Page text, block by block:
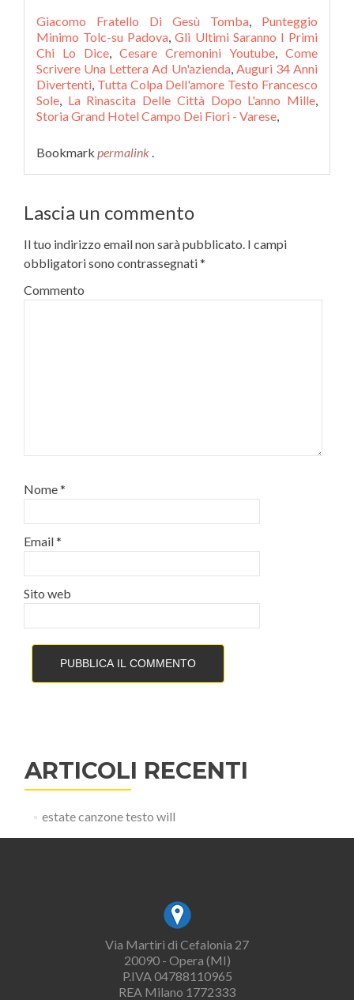
Giacomo Fratello Di Gesù Tomba, Punteggio
Minimo Tolc-su Padova,Gli Ultimi Saranno I Primi
Chi Lo Dice, Cesare Cremonini Youtube, Come
Scrivere Una Lettera Ad Un'azienda, Auguri 34 Anni
Divertenti, Tutta Colpa Dell'amore Testo Francesco
Sole, La Rinascita Delle Città Dopo L'anno Mille,
Storia Grand Hotel Campo Dei Fiori - Varese,
Bookmark permalink .
Lascia un commento
Il tuo indirizzo email non sarà pubblicato. I campi
obbligatori sono contrassegnati*
Commento
Nome*
Email*
Sito web
ARTICOLI RECENTI
estate canzone testo will
Via Martiri di Cefalonia 27
20090 - Opera (MI)
P.IVA 04788110965
REA Milano 1772333